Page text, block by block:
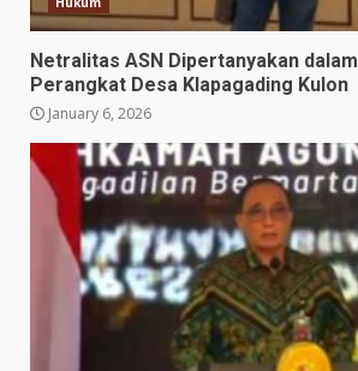
Netralitas ASN Dipertanyakan
Perangkat Desa Klapagading Kulon
January 6, 2026